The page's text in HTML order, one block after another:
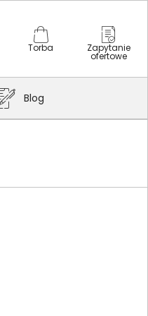
Torba Zapytanie
ofertowe
Blog